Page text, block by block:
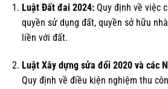
Luật Đất đai 2024:Quy định về việc
quyền sử dụng đất, quyền sở hữu
liền với đất.
Luật Xây dựng sửa đổi 2020 và các
Quy định về điều kiện nghiệm thu